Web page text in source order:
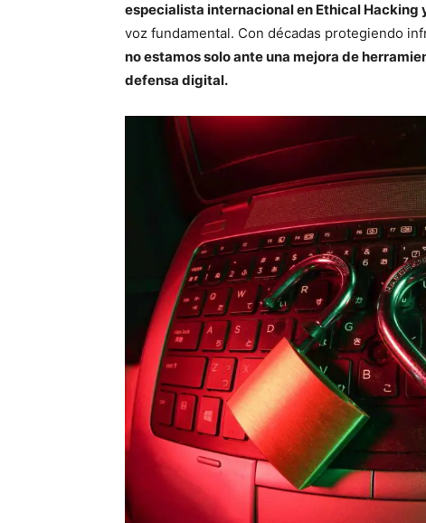
especialista internacional en Ethical Hacking
voz fundamental. Con décadas protegiendo
no estamos solo ante una mejora de
defensa digital.